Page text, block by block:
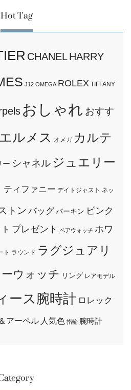
Hot Tag
CHANELHARRY
J12 OMEGA ROLEX TIFFANY
おしゃれ おすす
エルメス オメガ カルテ
ー シャネル ジュエリー
ティファニー デイトジャスト ネッ
トン バッグ バーキン ピンク
プレゼント ペアウォッチ ホワ
ト ラウンド ラグジュアリ
ウォッチ リング レアモデル
ース腕時計 ロレック
アーペル 人気色 指輪 腕時計